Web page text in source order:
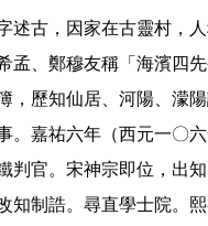
述古，因家在古靈村，
孟、鄭穆友稱「海濱四
，歷知仙居、河陽、濛
。嘉祐六年（西元一〇
判官。宋神宗即位，出
知制誥。尋直學士院。